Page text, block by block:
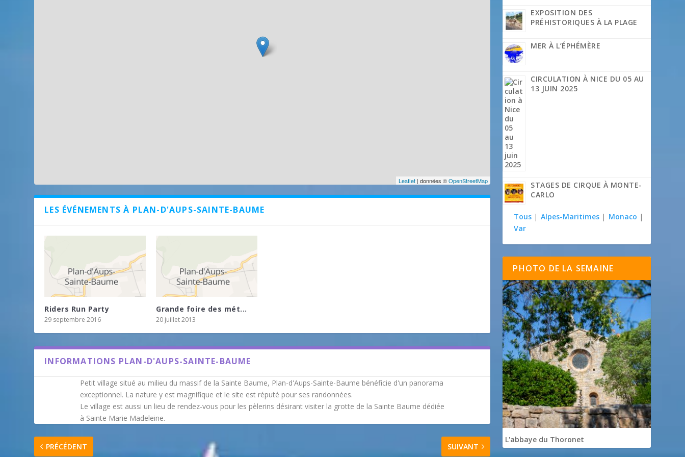
Leaflet | données ©OpenStreetMap
LES ÉVÉNEMENTS À PLAN-D'AUPS-SAINTE-BAUME
Riders Run Party
29 septembre 2016
Grande foire des mét...
20 juillet 2013
INFORMATIONS PLAN-D'AUPS-SAINTE-BAUME
Petit village situé au milieu du massif de la Sainte Baume, Plan-d'Aups-Sainte-Baume bénéficie d'un panorama
exceptionnel. La nature y est magnifique et le site est réputé pour ses randonnées.
Le village est aussi un lieu de rendez-vous pour les pèlerins désirant visiter la grotte de la Sainte Baume dédiée
à Sainte Marie Madeleine.
PRÉCÉDENT SUIVANT
EXPOSITION DES
PRÉHISTORIQUES À LA PLAGE
MER À L’ÉPHÉMÈRE
CIRCULATION À NICE DU 05 AU
13 JUIN 2025
STAGES DE CIRQUE À MONTE-
CARLO
Tous | Alpes-Maritimes | Monaco |
Var
PHOTO DE LA SEMAINE
L'abbaye du Thoronet